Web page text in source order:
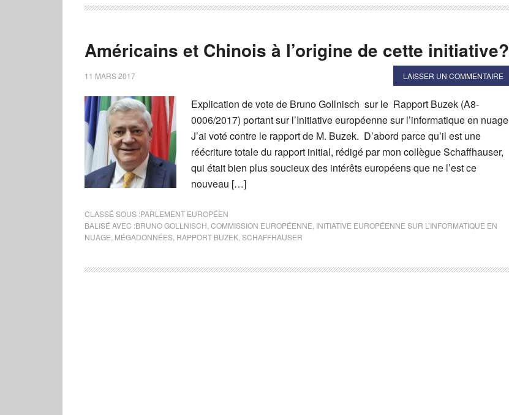
Américains et Chinois à l’origine de cette initiative?
11 MARS 2017 LAISSER UN COMMENTAIRE
Explication de vote de Bruno Gollnisch sur le Rapport Buzek (A8-
0006/2017) portant sur l’Initiative européenne sur l’informatique en nuage
J’ai voté contre le rapport de M. Buzek. D’abord parce qu’il est une
réécriture totale du rapport initial, rédigé par mon collègue Schaffhauser,
qui était bien plus soucieux des intérêts européens que ne l’est ce
nouveau […]
CLASSÉ SOUS :PARLEMENT EUROPÉEN
BALISÉ AVEC :BRUNO GOLLNISCH COMMISSION EUROPÉENNE INITIATIVE EUROPÉENNE SUR L’INFORMATIQUE EN
NUAGE MÉGADONNÉES RAPPORT BUZEK SCHAFFHAUSER